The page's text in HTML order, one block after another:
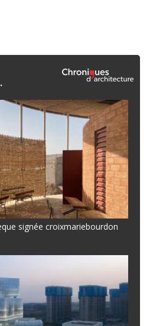
signée croixmariebourdon